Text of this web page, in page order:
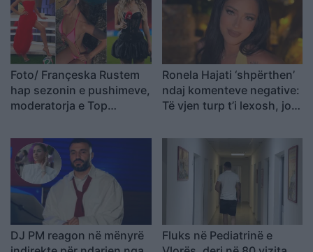
Foto/ Françeska Rustem
hap sezonin e pushimeve,
moderatorja e Top
vëmendjen me pozat nga
deti
Ronela Hajati ‘shpërthen’
ndaj komenteve negative:
Të vjen turp t’i lexosh, jo
DJ PM reagon në mënyrë
Fluks në Pediatrinë e